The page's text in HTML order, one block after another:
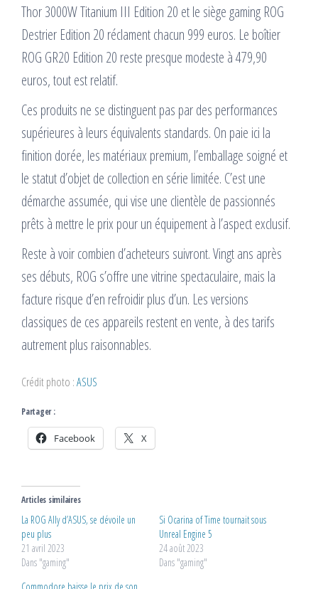
Thor 3000W Titanium III Edition 20 et le siège gaming ROG
Destrier Edition 20 réclament chacun 999 euros. Le boîtier
ROG GR20 Edition 20 reste presque modeste à 479,90
euros, tout est relatif.
Ces produits ne se distinguent pas par des performances
supérieures à leurs équivalents standards. On paie ici la
finition dorée, les matériaux premium, l’emballage soigné et
le statut d’objet de collection en série limitée. C’est une
démarche assumée, qui vise une clientèle de passionnés
prêts à mettre le prix pour un équipement à l’aspect exclusif.
Reste à voir combien d’acheteurs suivront. Vingt ans après
ses débuts, ROG s’offre une vitrine spectaculaire, mais la
facture risque d’en refroidir plus d’un. Les versions
classiques de ces appareils restent en vente, à des tarifs
autrement plus raisonnables.
Crédit photo :ASUS
Partager :
Facebook X
Articles similaires
La ROG Ally d’ASUS, se dévoile un
peu plus
21 avril 2023
Dans "gaming"
Si Ocarina of Time tournait sous
Unreal Engine 5
24 août 2023
Dans "gaming"